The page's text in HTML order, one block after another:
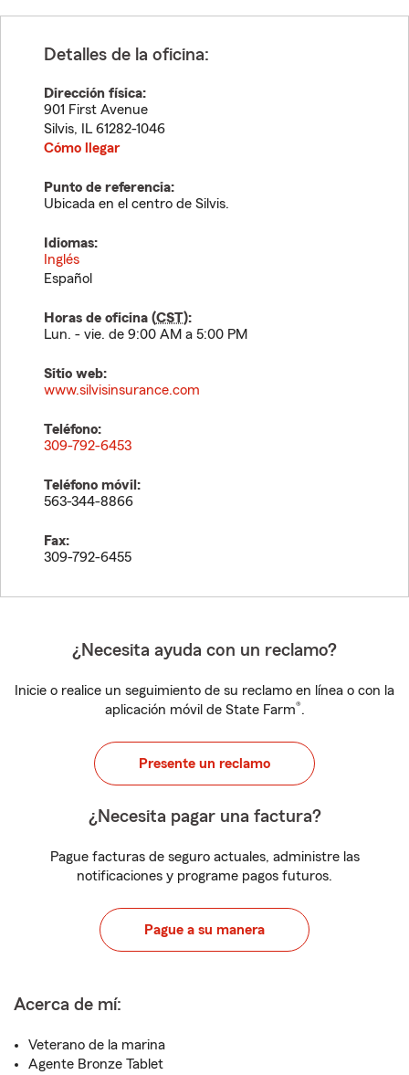
Detalles de la oficina:
Dirección física:
901 First Avenue
Silvis, IL 61282-1046
Cómo llegar
Punto de referencia:
Ubicada en el centro de Silvis.
Idiomas:
Inglés
Español
Horas de oficina (CST):
Lun. - vie. de 9:00 AM a 5:00 PM
Sitio web:
www.silvisinsurance.com
Teléfono:
309-792-6453
Teléfono móvil:
563-344-8866
Fax:
309-792-6455
¿Necesita ayuda con un reclamo?
Inicie o realice un seguimiento de su reclamo en línea o con la
aplicación móvil de State Farm®.
Presente un reclamo
¿Necesita pagar una factura?
Pague facturas de seguro actuales, administre las
notificaciones y programe pagos futuros.
Pague a su manera
Acerca de mí:
Veterano de la marina
Agente Bronze Tablet